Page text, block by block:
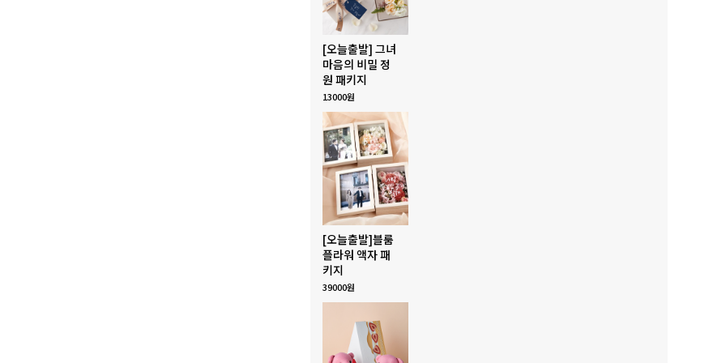
[오늘출발] 그녀
마음의 비밀 정
원 패키지
13000원
[오늘출발]블룸
플라워 액자 패
키지
39000원